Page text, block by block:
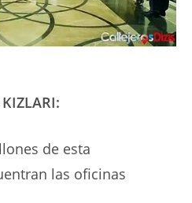
de esta
las oficinas